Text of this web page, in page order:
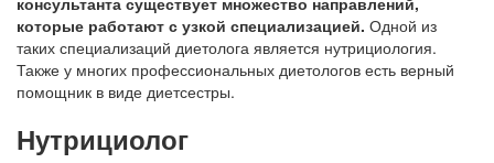
которые работают с узкой специализацией. Одной из
таких специализаций диетолога является нутрициология.
Также у многих профессиональных диетологов есть верный
помощник в виде диетсестры.
Нутрициолог